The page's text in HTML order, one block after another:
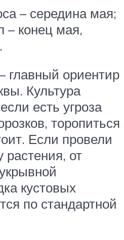
– середина мая;
– конец мая,
главный ориентир
Культура
есть угроза
торопиться
Если провели
от
кустовых
по стандартной